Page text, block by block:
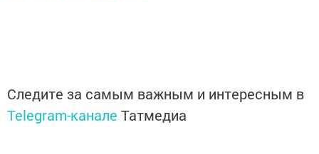
Следите за самым важным и интересным в
Telegram-канале Татмедиа